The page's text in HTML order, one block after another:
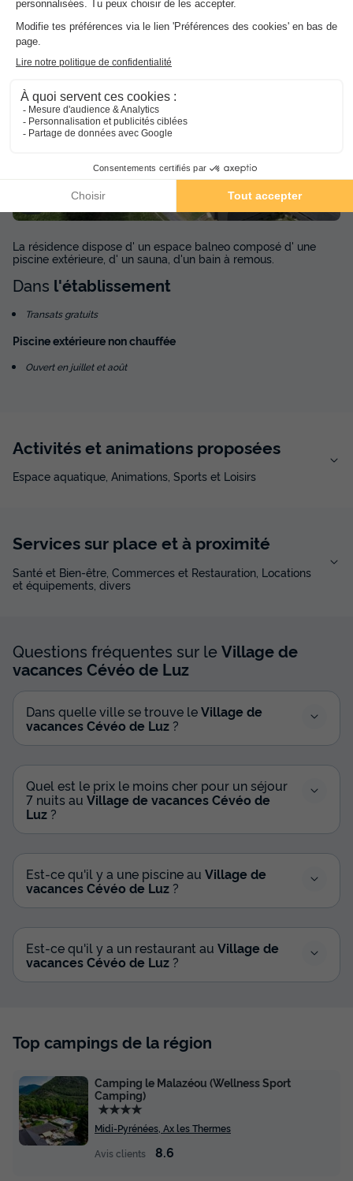
(les montants indiqués sont susceptibles d'évoluer au cours de la saison et
sont à titre indicatif, ils seront à régler sur place)
La résidence dispose d' un espace balneo composé d' une
piscine extérieure, d' un sauna, d'un bain à remous.
Dans l'établissement
Transats gratuits
Piscine extérieure non chauffée
Ouvert en juillet et août
Activités et animations proposées
Espace aquatique, Animations, Sports et Loisirs
Services sur place et à proximité
Santé et Bien-être, Commerces et Restauration, Locations
et équipements, divers
Questions fréquentes sur leVillage de
vacances Cévéo de Luz
Dans quelle ville se trouve leVillage de
vacances Cévéo de Luz ?
Quel est le prix le moins cher pour un séjour
7 nuits au Village de vacances Cévéo de
Luz ?
Est-ce qu'il y a une piscine au Village de
vacances Cévéo de Luz ?
Est-ce qu'il y a un restaurant au Village de
vacances Cévéo de Luz ?
Top campings de la région
Camping le Malazéou (Wellness Sport
Camping)
★★★★
Midi-Pyrénées, Ax les Thermes
Avis clients
8.6